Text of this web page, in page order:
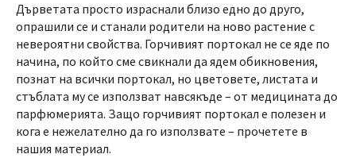
Дърветата просто израснали близо едно до друго,
опрашили се и станали родители на ново растение с
невероятни свойства. Горчивият портокал не се яде по
начина, по който сме свикнали да ядем обикновения,
познат на всички портокал, но цветовете, листата и
стъблата му се използват навсякъде – от медицината до
парфюмерията. Защо горчивият портокал е полезен и
кога е нежелателно да го използвате – прочетете в
нашия материал.